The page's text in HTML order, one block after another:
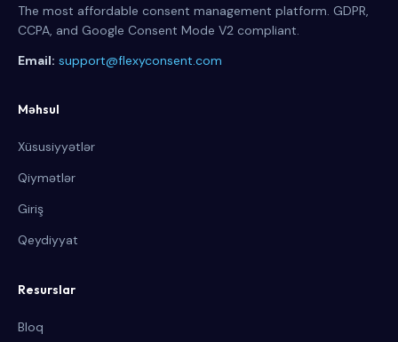
The most affordable consent management platform. GDPR,
CCPA, and Google Consent Mode V2 compliant.
Email: support@flexyconsent.com
Məhsul
Xüsusiyyətlər
Qiymətlər
Giriş
Qeydiyyat
Resurslar
Bloq